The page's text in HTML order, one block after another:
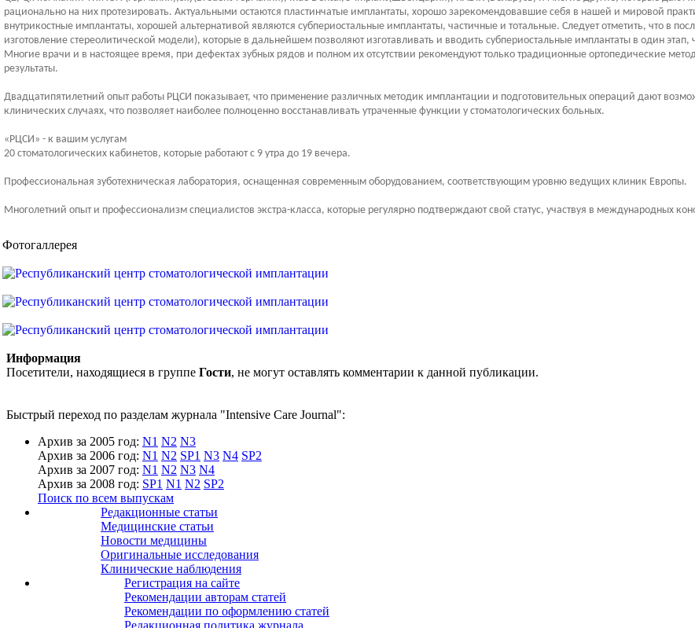
рационально на них протезировать. Актуальными остаются пластинчатые имплантаты, хорошо зарекомендовавшие себя в нашей и мировой
внутрикостные имплантаты, хорошей альтернативой являются субпериостальные имплантаты, частичные и тотальные. Следует отметить, что в
изготовление стереолитической модели), которые в дальнейшем позволяют изготавливать и вводить субпериостальные имплантаты в один этап,
Многие врачи и в настоящее время, при дефектах зубных рядов и полном их отсутствии рекомендуют только традиционные ортопедические
результаты.
Двадцатипятилетний опыт работы РЦСИ показывает, что применение различных методик имплантации и подготовительных операций дают
клинических случаях, что позволяет наиболее полноценно восстанавливать утраченные функции у стоматологических больных.
«РЦСИ» - к вашим услугам
20 стоматологических кабинетов, которые работают с 9 утра до 19 вечера.
Профессиональная зуботехническая лаборатория, оснащенная современным оборудованием, соответствующим уровню ведущих клиник Европы.
Многолетний опыт и профессионализм специалистов экстра-класса, которые регулярно подтверждают свой статус, участвуя в международных
Фотогаллерея
Информация
Посетители, находящиеся в группе Гости, не могут оставлять комментарии к данной публикации.
Быстрый переход по разделам журнала "Intensive Care Journal":
Архив за 2005 год: N1 N2 N3
Архив за 2006 год: N1 N2 SP1 N3 N4 SP2
Архив за 2007 год: N1 N2 N3 N4
Архив за 2008 год: SP1 N1 N2 SP2
Поиск по всем выпускам
Редакционные статьи
Медицинские статьи
Новости медицины
Оригинальные исследования
Клинические наблюдения
Регистрация на сайте
Рекомендации авторам статей
Рекомендации по оформлению статей
Редакционная политика журнала